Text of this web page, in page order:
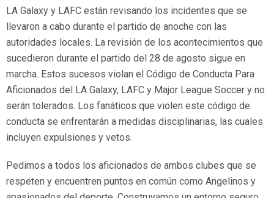
LA Galaxy y LAFC están revisando los incidentes que se
llevaron a cabo durante el partido de anoche con las
autoridades locales. La revisión de los acontecimientos que
sucedieron durante el partido del 28 de agosto sigue en
marcha. Estos sucesos violan el Código de Conducta Para
Aficionados del LA Galaxy, LAFC y Major League Soccer y no
serán tolerados. Los fanáticos que violen este código de
conducta se enfrentarán a medidas disciplinarias, las cuales
incluyen expulsiones y vetos.
Pedimos a todos los aficionados de ambos clubes que se
respeten y encuentren puntos en común como Angelinos y